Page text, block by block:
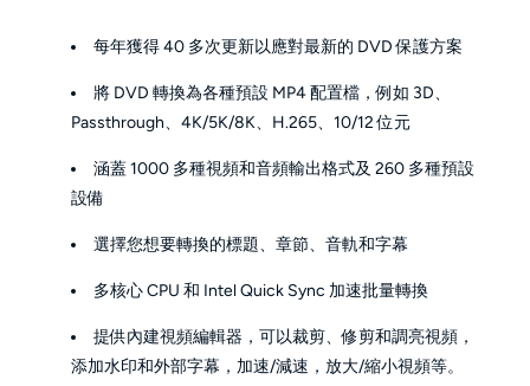
每年獲得 40 多次更新以應對最新的 DVD 保護方案
將 DVD 轉換為各種預設 MP4 配置檔，例如 3D、
Passthrough、4K/5K/8K、H.265、10/12 位元
涵蓋 1000 多種視頻和音頻輸出格式及 260 多種預設
設備
選擇您想要轉換的標題、章節、音軌和字幕
多核心 CPU 和 Intel Quick Sync 加速批量轉換
提供內建視頻編輯器，可以裁剪、修剪和調亮視頻，
添加水印和外部字幕，加速/減速，放大/縮小視頻等。